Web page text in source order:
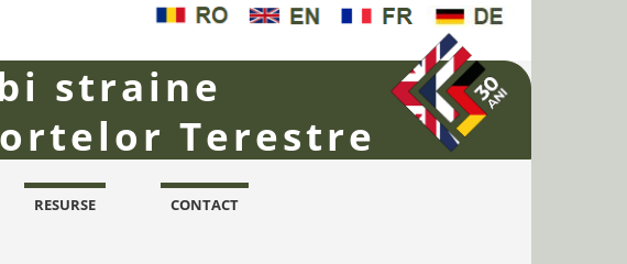
straine
Terestre
RESURSE CONTACT